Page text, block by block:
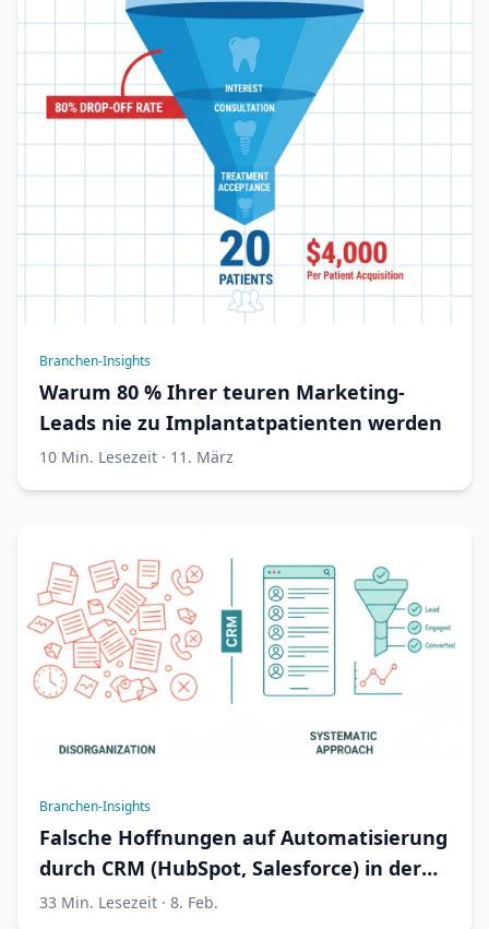
Branchen-Insights
Warum 80 % Ihrer teuren Marketing-
Leads nie zu Implantatpatienten werden
10 Min. Lesezeit · 11. März
Branchen-Insights
Falsche Hoffnungen auf Automatisierung
durch CRM (HubSpot, Salesforce) in der
Zahnmedizin
33 Min. Lesezeit · 8. Feb.